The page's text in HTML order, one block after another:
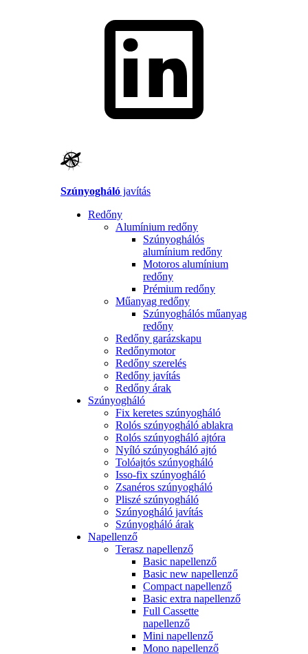
Szúnyogháló javítás
Redőny
Alumínium redőny
Szúnyoghálós
alumínium redőny
Motoros alumínium
redőny
Prémium redőny
Műanyag redőny
Szúnyoghálós műanyag
redőny
Redőny garázskapu
Redőnymotor
Redőny szerelés
Redőny javítás
Redőny árak
Szúnyogháló
Fix keretes szúnyogháló
Rolós szúnyogháló ablakra
Rolós szúnyogháló ajtóra
Nyíló szúnyogháló ajtó
Tolóajtós szúnyogháló
Isso-fix szúnyogháló
Zsanéros szúnyogháló
Pliszé szúnyogháló
Szúnyogháló javítás
Szúnyogháló árak
Napellenző
Terasz napellenző
Basic napellenző
Basic new napellenző
Compact napellenző
Basic extra napellenző
Full Cassette
napellenző
Mini napellenző
Mono napellenző